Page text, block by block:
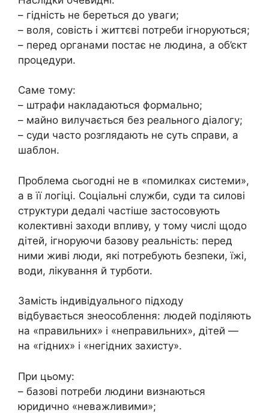
– гідність не береться до уваги;
– воля, совість і життєві потреби ігноруються;
– перед органами постає не людина, а об’єкт
процедури.
Саме тому:
– штрафи накладаються формально;
– майно вилучається без реального діалогу;
– суди часто розглядають не суть справи, а
шаблон.
Проблема сьогодні не в «помилках системи»,
а в її логіці. Соціальні служби, суди та силові
структури дедалі частіше застосовують
колективні заходи впливу, у тому числі щодо
дітей, ігноруючи базову реальність: перед
ними живі люди, які потребують безпеки, їжі,
води, лікування й турботи.
Замість індивідуального підходу
відбувається знеособлення: людей поділяють
на «правильних» і «неправильних», дітей —
на «гідних» і «негідних захисту».
При цьому:
– базові потреби людини визнаються
юридично «неважливими»;